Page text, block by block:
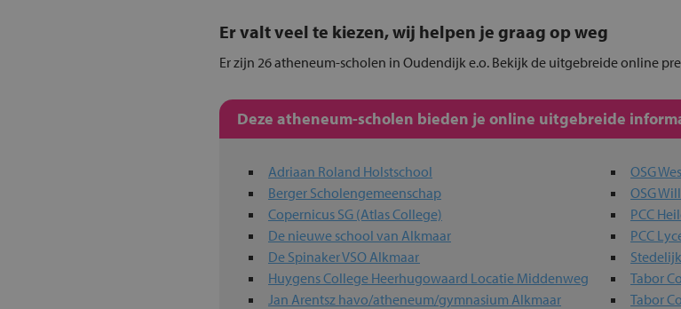
Er valt veel te kiezen, wij helpen je graag op weg
Er zijn 26 atheneum-scholen in Oudendijk e.o. Bekijk de uitgebreide online
Deze atheneum-scholen bieden je online uitgebreide
Adriaan Roland Holstschool
Berger Scholengemeenschap
Copernicus SG (Atlas College)
De nieuwe school van Alkmaar
De Spinaker VSO Alkmaar
Huygens College Heerhugowaard Locatie Middenweg
Jan Arentsz havo/atheneum/gymnasium Alkmaar
OSG
OSG
PCC
PCC
Tabor
Tabor